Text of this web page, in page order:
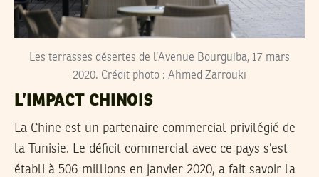
Les terrasses désertes de l’Avenue Bourguiba, 17 mars
2020. Crédit photo : Ahmed Zarrouki
L’IMPACT CHINOIS
La Chine est un partenaire commercial privilégié de
la Tunisie. Le déficit commercial avec ce pays s’est
établi à 506 millions en janvier 2020, a fait savoir la